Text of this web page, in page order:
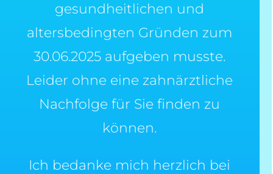
gesundheitlichen und
altersbedingten Gründen zum
30.06.2025 aufgeben musste.
Leider ohne eine zahnärztliche
Nachfolge für Sie finden zu
können.
Ich bedanke mich herzlich bei